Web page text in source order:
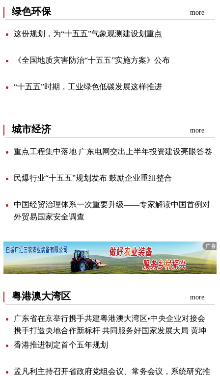
绿色环保 more
这份规划，为“十五五”气象观测建设划重点
《全国地质灾害防治“十五五”实施方案》公布
“十五五”时期，工业绿色低碳发展这样推进
城市经济 more
重点工程集中落地广东电网交出上半年投资建设亮眼答卷
民爆行业“十五五”规划发布鼓励企业重组整合
中国经贸治理体系一次重要升级——专家解读中国首例对
外贸易国家安全调查
粤港澳大湾区 more
广东省在京举行携手共建粤港澳大湾区•中央企业对接会
携手打造央地合作新标杆共同服务好国家发展大局黄坤
明程福波讲话孟凡利主持
香港推进制定首个五年规划
孟凡利主持召开省政府党组会议、常务会议，系统研究推